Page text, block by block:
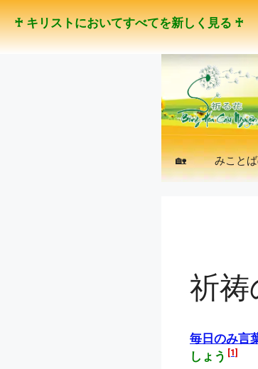
コ
ン
テ
♰ キリストにおいてすべてを新しく見る ♰
🏡 みこと
祈祷
毎日のみ言
しょう [1]